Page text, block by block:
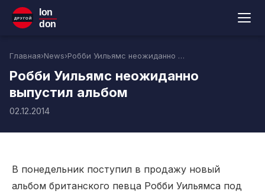
ДРУГОЙ
lon
don
Главная›News› Робби Уильямс неожиданно выпустил альбом
Робби Уильямс неожиданно
выпустил альбом
02.12.2014
В понедельник поступил в продажу новый
альбом британского певца Робби Уильямса под